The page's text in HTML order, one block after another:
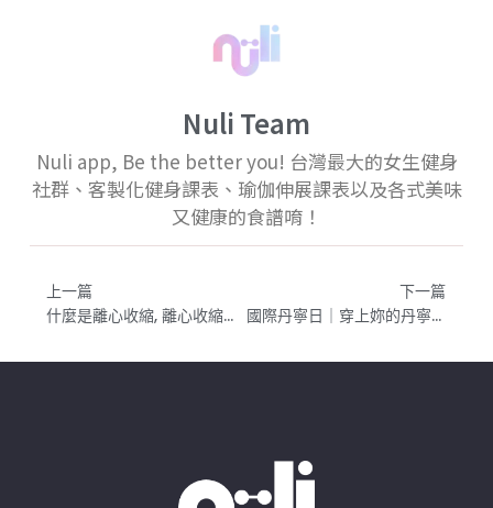
Nuli Team
Nuli app, Be the better you! 台灣最大的女生健身
社群、客製化健身課表、瑜伽伸展課表以及各式美味
又健康的食譜唷！
上一篇
什麼是離心收縮, 離心收縮的英文怎麼說？eccentric Contraction
下一篇
國際丹寧日｜穿上妳的丹寧，一起為性侵女孩打氣